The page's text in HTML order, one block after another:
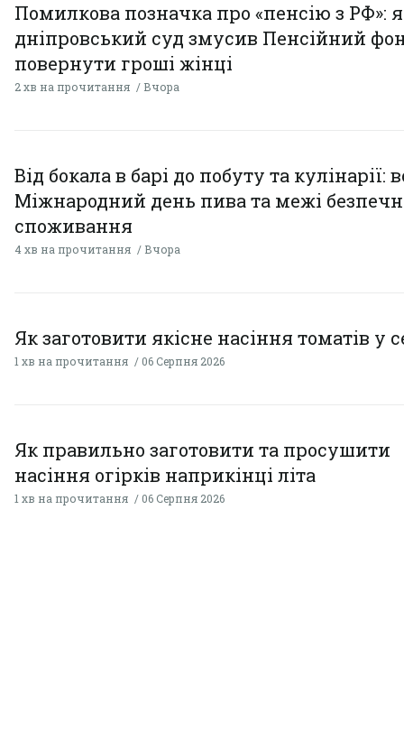
Помилкова позначка про «пенсію з РФ»:
дніпровський суд змусив Пенсійний
повернути гроші жінці
2 хв на прочитання Вчора
Від бокала в барі до побуту та кулінарії:
Міжнародний день пива та межі
споживання
4 хв на прочитання Вчора
Як заготовити якісне насіння томатів у
1 хв на прочитання 06 Серпня 2026
Як правильно заготовити та просушити
насіння огірків наприкінці літа
1 хв на прочитання 06 Серпня 2026